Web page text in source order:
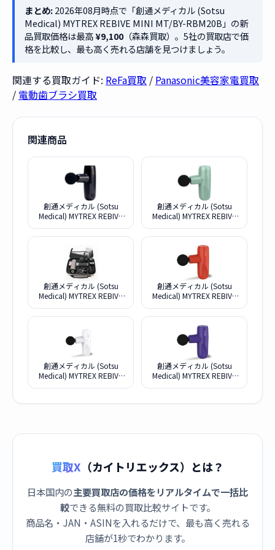
まとめ:2026年08月時点で「創通メディカル (Sotsu
Medical) MYTREX REBIVE MINI MT/BY-RBM20B」の新
品買取価格は最高¥9,100（森森買取）。5社の買取店で価
格を比較し、最も高く売れる店舗を見つけましょう。
関連する買取ガイド: ReFa買取 / Panasonic美容家電買取
/ 電動歯ブラシ買取
関連商品
創通メディカル (Sotsu
Medical) MYTREX REBIVE
創通メディカル (Sotsu
Medical) MYTREX REBIVE
ーン]
創通メディカル (Sotsu
Medical) MYTREX REBIVE
創通メディカル (Sotsu
Medical) MYTREX REBIVE
ド]
創通メディカル (Sotsu
Medical) MYTREX REBIVE
創通メディカル (Sotsu
Medical) MYTREX REBIVE
買取X （カイトリエックス）とは？
日本国内の主要買取店の価格をリアルタイムで一括比
較できる無料の買取比較サイトです。
商品名・JAN・ASINを入れるだけで、最も高く売れる
店舗が1秒でわかります。